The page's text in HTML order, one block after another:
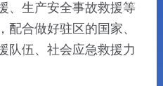
、生产安全事故救援等
配合做好驻区的国家、
队伍、社会应急救援力